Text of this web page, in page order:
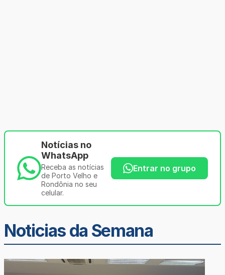
Notícias no
WhatsApp
Receba as notícias
de Porto Velho e
Rondônia no seu
celular.
Entrar no grupo
Noticias da Semana